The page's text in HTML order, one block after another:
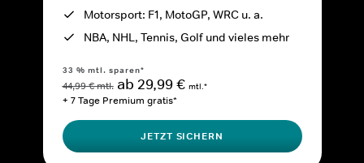
Motorsport: F1, MotoGP, WRC u. a.
NBA, NHL, Tennis, Golf und vieles mehr
33 % mtl. sparen*
44,99 € mtl. ab 29,99 € mtl.*
+ 7 Tage Premium gratis*
JETZT SICHERN